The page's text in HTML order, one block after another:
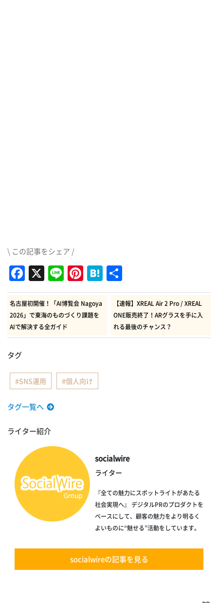
\ この記事をシェア /
Facebook
X LinePinterest
Hatena
有
名古屋初開催！「AI博覧会 Nagoya
2026」で東海のものづくり課題を
AIで解決する全ガイド
【速報】XREAL Air 2 Pro / XREAL
ONE販売終了！ARグラスを手に入
れる最後のチャンス？
タグ
SNS運用 個人向け
タグ一覧へ
ライター紹介
socialwire
ライター
『全ての魅力にスポットライトがあたる
社会実現へ』 デジタルPRのプロダクトを
ベースにして、顧客の魅力をより明るく
よいものに“魅せる”活動をしています。
socialwireの記事を見る